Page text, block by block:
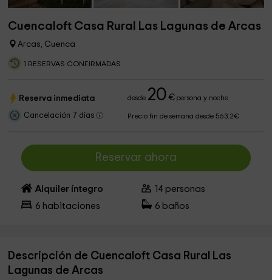
Cuencaloft Casa Rural Las Lagunas de Arcas
Arcas, Cuenca
1 RESERVAS CONFIRMADAS
Reserva inmediata desde 20 €persona y noche
Cancelación 7 días Precio fin de semana desde 563.2€
Reservar ahora
Alquiler íntegro 14 personas
6 habitaciones 6 baños
Descripción de Cuencaloft Casa Rural Las
Lagunas de Arcas